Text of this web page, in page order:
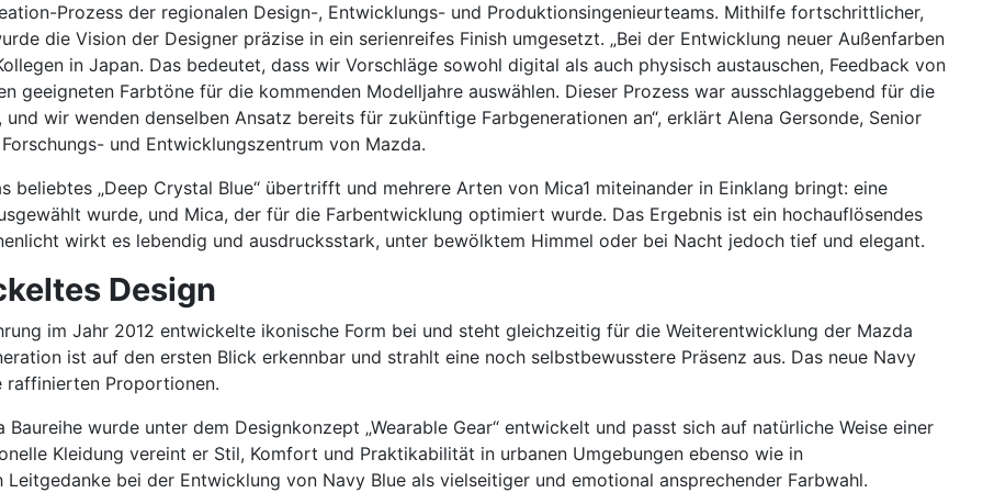
Prozess der regionalen Design-, Entwicklungs- und Produktionsingenieurteams. Mithilfe fortschrittlicher,
die Vision der Designer präzise in ein serienreifes Finish umgesetzt. „Bei der Entwicklung neuer Außenfarben
in Japan. Das bedeutet, dass wir Vorschläge sowohl digital als auch physisch austauschen, Feedback von
geeigneten Farbtöne für die kommenden Modelljahre auswählen. Dieser Prozess war ausschlaggebend für die
wir wenden denselben Ansatz bereits für zukünftige Farbgenerationen an“, erklärt Alena Gersonde, Senior
und Entwicklungszentrum von Mazda.
beliebtes „Deep Crystal Blue“ übertrifft und mehrere Arten von Mica1 miteinander in Einklang bringt: eine
wurde, und Mica, der für die Farbentwicklung optimiert wurde. Das Ergebnis ist ein hochauflösendes
wirkt es lebendig und ausdrucksstark, unter bewölktem Himmel oder bei Nacht jedoch tief und elegant.
Design
im Jahr 2012 entwickelte ikonische Form bei und steht gleichzeitig für die Weiterentwicklung der Mazda
ist auf den ersten Blick erkennbar und strahlt eine noch selbstbewusstere Präsenz aus. Das neue Navy
raffinierten Proportionen.
wurde unter dem Designkonzept „Wearable Gear“ entwickelt und passt sich auf natürliche Weise einer
Kleidung vereint er Stil, Komfort und Praktikabilität in urbanen Umgebungen ebenso wie in
bei der Entwicklung von Navy Blue als vielseitiger und emotional ansprechender Farbwahl.